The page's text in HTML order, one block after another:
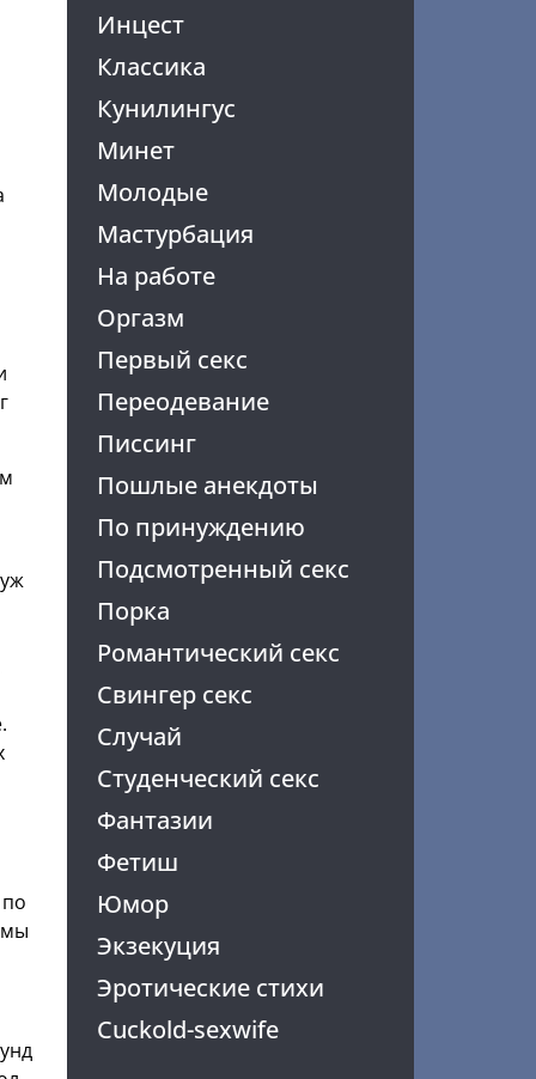
Инцест
Классика
Кунилингус
Минет
Молодые
Мастурбация
На работе
Оргазм
Первый секс
Переодевание
Писсинг
Пошлые анекдоты
По принуждению
Подсмотренный секс
Порка
Романтический секс
Свингер секс
Случай
Студенческий секс
Фантазии
Фетиш
Юмор
Экзекуция
Эротические стихи
Cuckold-sexwife
мы